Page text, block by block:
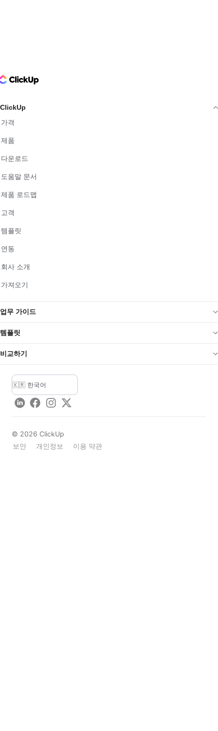
Logo
ClickUp
가격
제품
다운로드
도움말 문서
제품 로드맵
고객
템플릿
연동
회사 소개
가져오기
업무 가이드
템플릿
비교하기
LinkedInFacebook
Instagram
Twitter
© 2026 ClickUp
보안
개인정보 이용 약관